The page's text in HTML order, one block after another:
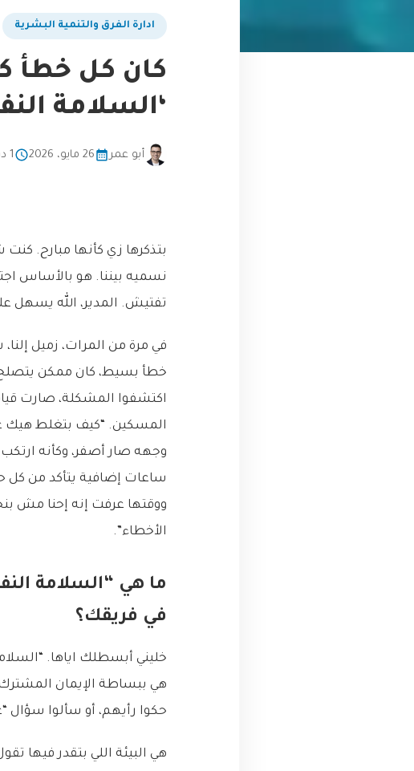
ادارة الفرق والتنمية البشرية
كان كل خطأ
‘السلامة
أبو عمر 26 مايو، 2026 1 دقائق قراءة
بتذكرها زي كأنها مبارح.
تفتيش. المدير، الله يسهل
خطأ بسيط، كان ممكن يتصلح
اكتشفوا المشكلة، صارت
المسكين. “كيف بتغلط
وجهه صار أصفر، وكأنه
ووقتها عرفت إنه إحنا مش
الأخطاء”.
في فريقك؟
خليني أبسطلك اياها.
هي ببساطة الإيمان المشترك
حكوا رأيهم، أو سألوا سؤال
هي البيئة اللي بتقدر فيها